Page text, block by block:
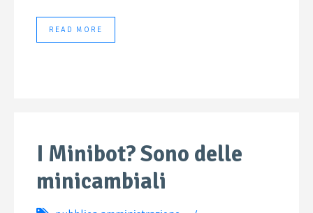
READ MORE
I Minibot? Sono delle
minicambiali